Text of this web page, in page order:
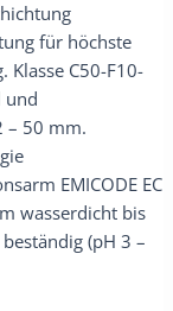
für höchste
Klasse C50-F10-
und
– 50 mm.
EMICODE EC
wasserdicht bis
(pH 3 –